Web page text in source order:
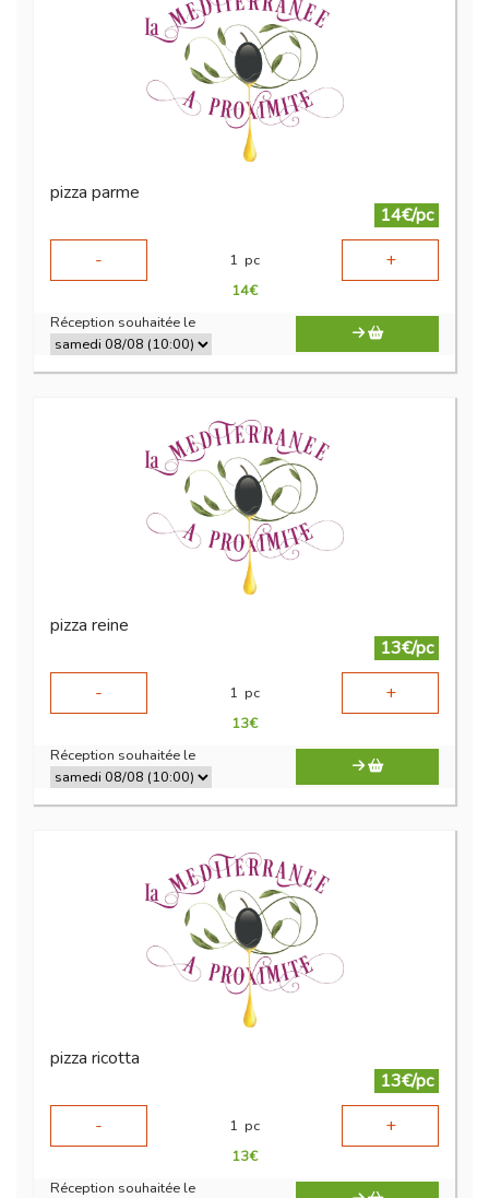
pizza parme
14€/pc
-
1 pc +
14€
Réception souhaitée le
pizza reine
13€/pc
-
1 pc +
13€
Réception souhaitée le
pizza ricotta
13€/pc
-
1 pc +
13€
Réception souhaitée le